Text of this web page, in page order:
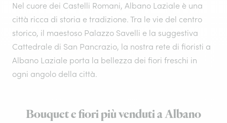
Nel cuore dei Castelli Romani, Albano Laziale è una
città ricca di storia e tradizione. Tra le vie del centro
storico, il maestoso Palazzo Savelli e la suggestiva
Cattedrale di San Pancrazio, la nostra rete di fioristi a
Albano Laziale porta la bellezza dei fiori freschi in
ogni angolo della città.
Bouquet e fiori più venduti a Albano